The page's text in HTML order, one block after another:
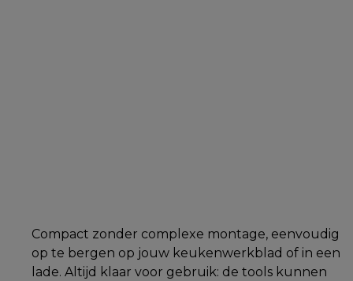
Compact zonder complexe montage, eenvoudig
op te bergen op jouw keukenwerkblad of in een
lade. Altijd klaar voor gebruik: de tools kunnen